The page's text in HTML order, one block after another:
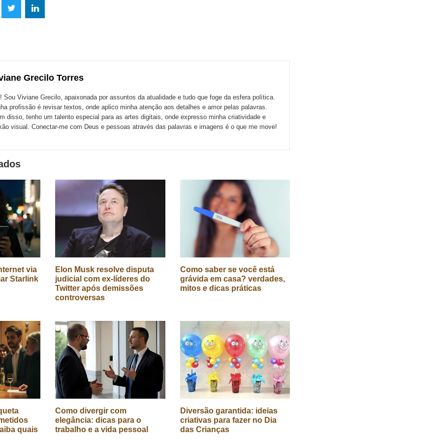
Grecilo Torres
Sou Viviane Grecilo, apaixonada por assuntos da atualidade e tudo que foge da esfera política.
profissão é revisar textos, onde aplico minha atenção aos detalhes e amor pelas palavras.
disso, tenho um talento especial para as artes digitais, onde expresso minha criatividade e
visual. Conectar-me com Deus e pessoas através das palavras e imagens é o que me move!
via
Starlink
Elon Musk resolve disputa
judicial com ex-líderes do
Twitter após demissões
controversas
Como saber se você está
grávida em casa? verdades,
mitos e dicas práticas
quais
Como divergir com
elegância: dicas para o
trabalho e a vida pessoal
Diversão garantida: ideias
criativas para fazer no Dia
das Crianças